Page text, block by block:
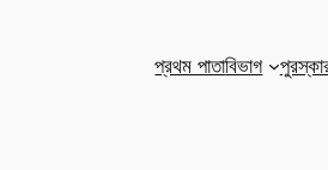
প্রথম পাতাবিভাগ